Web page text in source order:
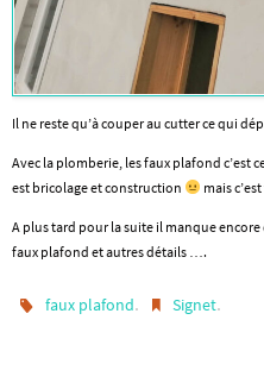
Il ne reste qu’à couper au cutter ce qui
Avec la plomberie, les faux plafond c’est
est bricolage et construction
mais
A plus tard pour la suite il manque
faux plafond et autres détails ….
faux plafond. Signet.